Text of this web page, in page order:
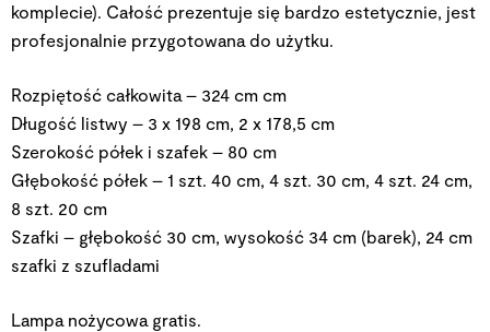
komplecie). Całość prezentuje się bardzo estetycznie, jest
profesjonalnie przygotowana do użytku.
Rozpiętość całkowita – 324 cm cm
Długość listwy – 3 x 198 cm, 2 x 178,5 cm
Szerokość półek i szafek – 80 cm
Głębokość półek – 1 szt. 40 cm, 4 szt. 30 cm, 4 szt. 24 cm,
8 szt. 20 cm
Szafki – głębokość 30 cm, wysokość 34 cm (barek), 24 cm
szafki z szufladami
Lampa nożycowa gratis.